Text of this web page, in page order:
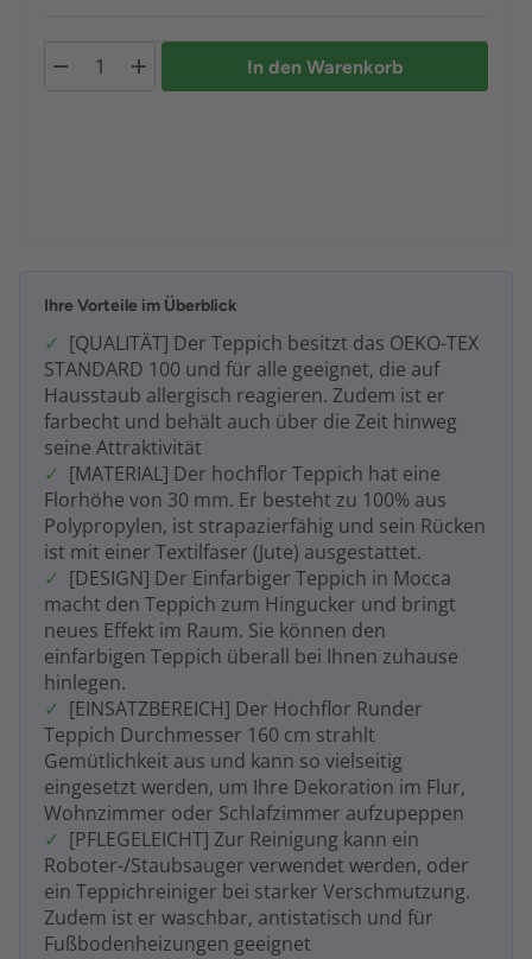
In den Warenkorb
Ihre Vorteile im Überblick
[QUALITÄT] Der Teppich besitzt das OEKO-TEX
STANDARD 100 und für alle geeignet, die auf
Hausstaub allergisch reagieren. Zudem ist er
farbecht und behält auch über die Zeit hinweg
seine Attraktivität
[MATERIAL] Der hochflor Teppich hat eine
Florhöhe von 30 mm. Er besteht zu 100% aus
Polypropylen, ist strapazierfähig und sein Rücken
ist mit einer Textilfaser (Jute) ausgestattet.
[DESIGN] Der Einfarbiger Teppich in Mocca
macht den Teppich zum Hingucker und bringt
neues Effekt im Raum. Sie können den
einfarbigen Teppich überall bei Ihnen zuhause
hinlegen.
[EINSATZBEREICH] Der Hochflor Runder
Teppich Durchmesser 160 cm strahlt
Gemütlichkeit aus und kann so vielseitig
eingesetzt werden, um Ihre Dekoration im Flur,
Wohnzimmer oder Schlafzimmer aufzupeppen
[PFLEGELEICHT] Zur Reinigung kann ein
Roboter-/Staubsauger verwendet werden, oder
ein Teppichreiniger bei starker Verschmutzung.
Zudem ist er waschbar, antistatisch und für
Fußbodenheizungen geeignet